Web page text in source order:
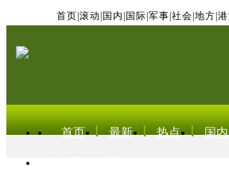
首页 滚动 国内 国际 军事 社会 地方
首页 最新 热点 国内